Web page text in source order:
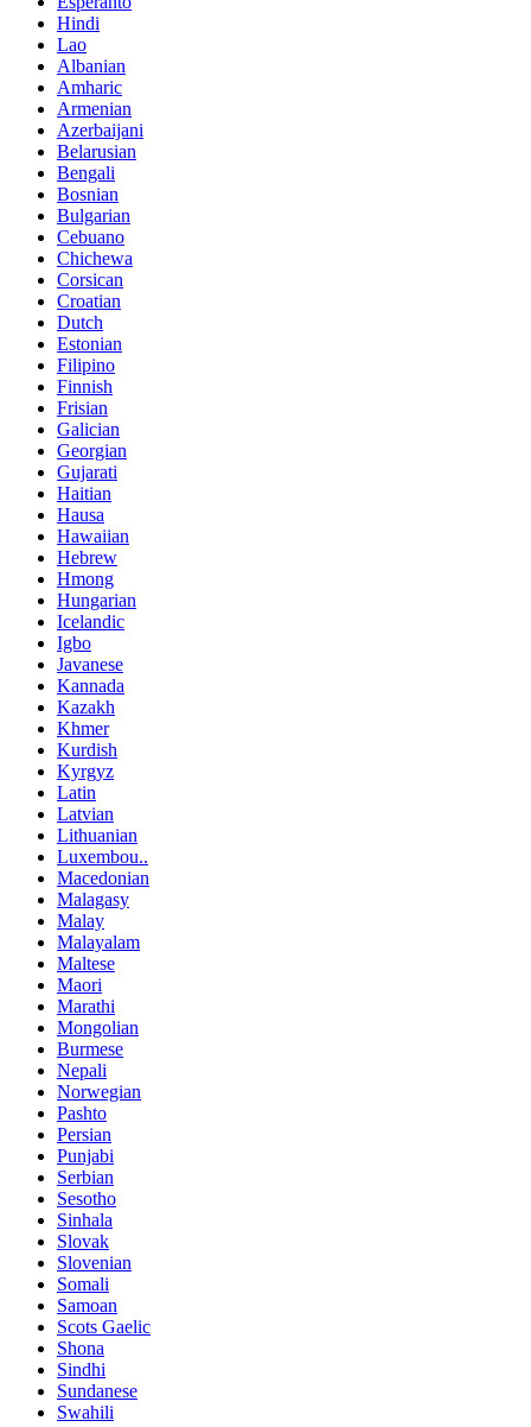
Hindi
Lao
Albanian
Amharic
Armenian
Azerbaijani
Belarusian
Bengali
Bosnian
Bulgarian
Cebuano
Chichewa
Corsican
Croatian
Dutch
Estonian
Filipino
Finnish
Frisian
Galician
Georgian
Gujarati
Haitian
Hausa
Hawaiian
Hebrew
Hmong
Hungarian
Icelandic
Igbo
Javanese
Kannada
Kazakh
Khmer
Kurdish
Kyrgyz
Latin
Latvian
Lithuanian
Luxembou..
Macedonian
Malagasy
Malay
Malayalam
Maltese
Maori
Marathi
Mongolian
Burmese
Nepali
Norwegian
Pashto
Persian
Punjabi
Serbian
Sesotho
Sinhala
Slovak
Slovenian
Somali
Samoan
Scots Gaelic
Shona
Sindhi
Sundanese
Swahili